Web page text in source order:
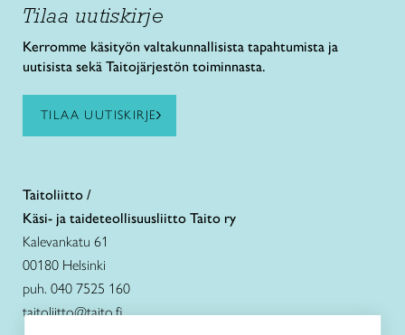
Tilaa uutiskirje
Kerromme käsityön valtakunnallisista tapahtumista ja
uutisista sekä Taitojärjestön toiminnasta.
TILAA UUTISKIRJE
Taitoliitto /
Käsi- ja taideteollisuusliitto Taito ry
Kalevankatu 61
00180 Helsinki
puh. 040 7525 160
taitoliitto@taito.fi